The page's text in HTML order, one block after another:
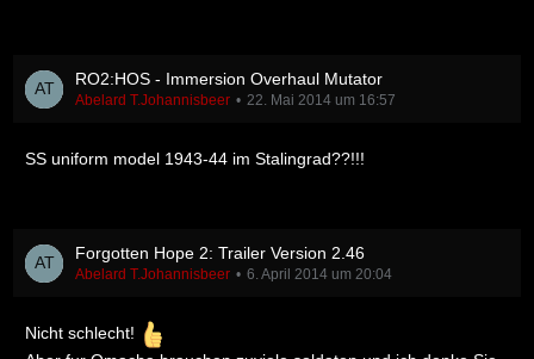
RO2:HOS - Immersion Overhaul Mutator
Abelard T.Johannisbeer 22. Mai 2014 um 16:57
SS uniform model 1943-44 im Stalingrad??!!!
Forgotten Hope 2: Trailer Version 2.46
Abelard T.Johannisbeer 6. April 2014 um 20:04
Nicht schlecht!